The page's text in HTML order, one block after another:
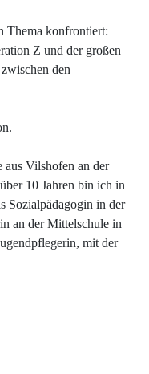
Thema konfrontiert:
Z und der großen
den
Vilshofen an der
10 Jahren bin ich in
Sozialpädagogin in der
an der Mittelschule in
mit der